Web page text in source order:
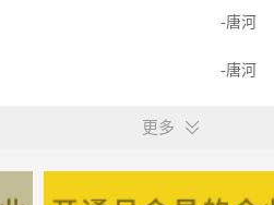
-唐河
-唐河
更多